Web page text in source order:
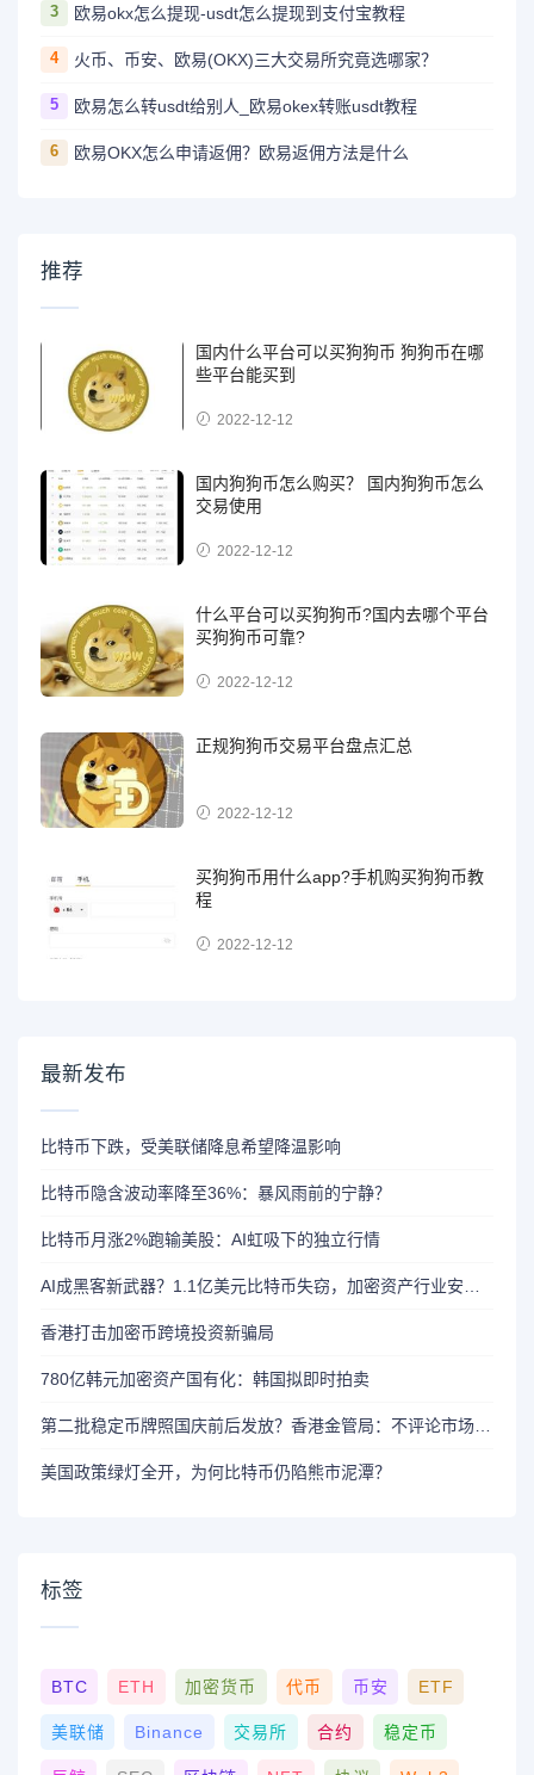
3 欧易okx怎么提现-usdt怎么提现到支付宝教程
4 火币、币安、欧易(OKX)三大交易所究竟选哪家？
5 欧易怎么转usdt给别人_欧易okex转账usdt教程
6 欧易OKX怎么申请返佣？欧易返佣方法是什么
推荐
国内什么平台可以买狗狗币 狗狗币在哪
些平台能买到
2022-12-12
国内狗狗币怎么购买？ 国内狗狗币怎么
交易使用
2022-12-12
什么平台可以买狗狗币?国内去哪个平台
买狗狗币可靠?
2022-12-12
正规狗狗币交易平台盘点汇总
2022-12-12
买狗狗币用什么app?手机购买狗狗币教
程
2022-12-12
最新发布
比特币下跌，受美联储降息希望降温影响
比特币隐含波动率降至36%：暴风雨前的宁静？
比特币月涨2%跑输美股：AI虹吸下的独立行情
香港打击加密币跨境投资新骗局
780亿韩元加密资产国有化：韩国拟即时拍卖
美国政策绿灯全开，为何比特币仍陷熊市泥潭？
标签
BTC ETH 加密货币 代币 币安 ETF
美联储 Binance 交易所 合约 稳定币